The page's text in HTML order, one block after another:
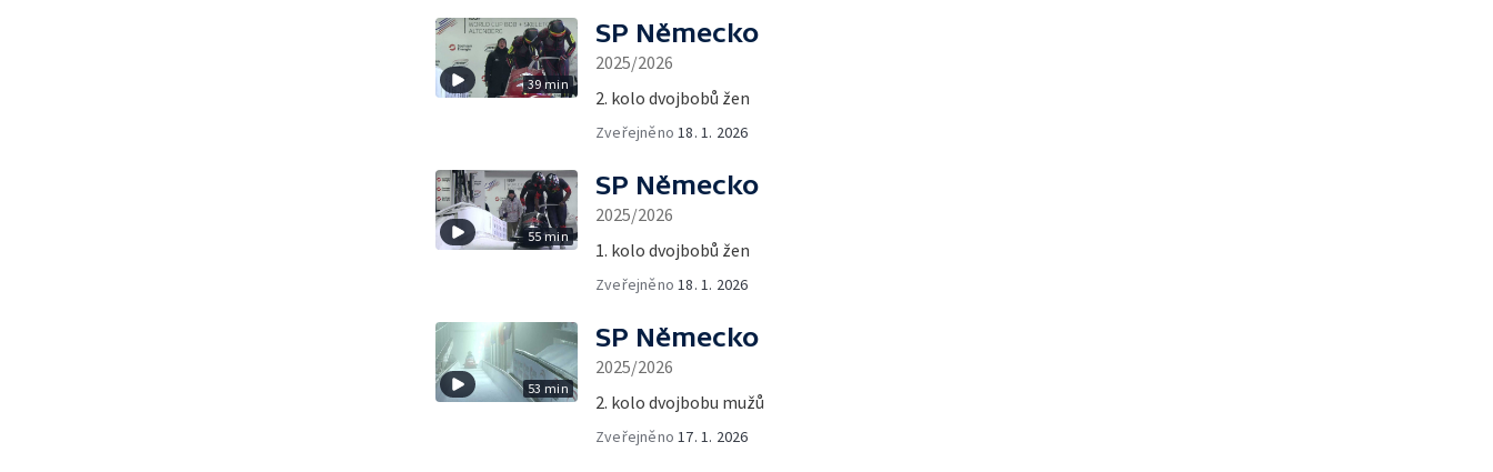
39 min
SP Německo
2025/2026
2. kolo dvojbobů žen
Zveřejněno 18. 1. 2026
55 min
SP Německo
2025/2026
1. kolo dvojbobů žen
Zveřejněno 18. 1. 2026
53 min
SP Německo
2025/2026
2. kolo dvojbobu mužů
Zveřejněno 17. 1. 2026